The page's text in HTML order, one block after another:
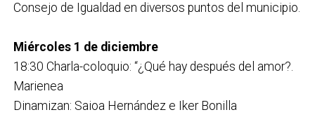
Consejo de Igualdad en diversos puntos del municipio.
Miércoles 1 de diciembre
18:30 Charla-coloquio: “¿Qué hay después del amor?.
Marienea
Dinamizan: Saioa Hernández e Iker Bonilla